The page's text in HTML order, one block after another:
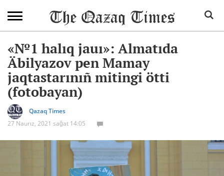
«№1 halıq jauı»: Almatıda
Äbilyazov pen Mamay
jaqtastarınıñ mitingi ötti
(fotobayan)
Qazaq Times
27 Naurız, 2021 sağat 14:05